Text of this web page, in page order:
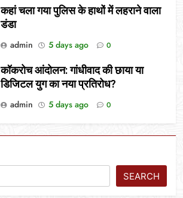
कहां चला गया पुलिस के हाथों में लहराने वाला
डंडा
admin
5 days ago 0
कॉकरोच आंदोलन: गांधीवाद की छाया या
डिजिटल युग का नया प्रतिरोध?
admin
5 days ago 0
SEARCH